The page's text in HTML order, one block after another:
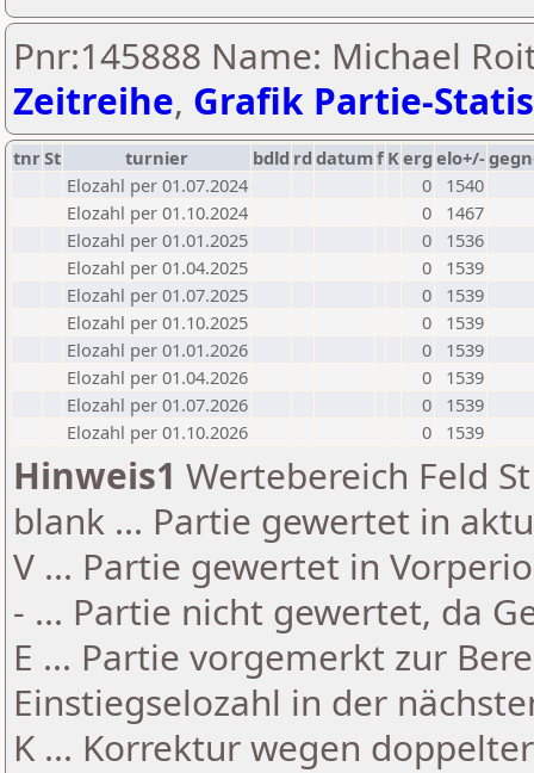
Pnr:145888 Name: Michael
Zeitreihe, Grafik Partie-
tnrSt turnier bdld rd datumf Kerg elo+/-
Elozahl per 01.07.2024
0
1540
Elozahl per 01.10.2024
0
1467
Elozahl per 01.01.2025
0
1536
Elozahl per 01.04.2025
0
1539
Elozahl per 01.07.2025
0
1539
Elozahl per 01.10.2025
0
1539
Elozahl per 01.01.2026
0
1539
Elozahl per 01.04.2026
0
1539
Elozahl per 01.07.2026
0
1539
Elozahl per 01.10.2026
0 1539
Hinweis1 Wertebereich Feld
blank ... Partie gewertet in
V ... Partie gewertet in
- ... Partie nicht gewertet, da
E ... Partie vorgemerkt zur
Einstiegselozahl in der
K ... Korrektur wegen